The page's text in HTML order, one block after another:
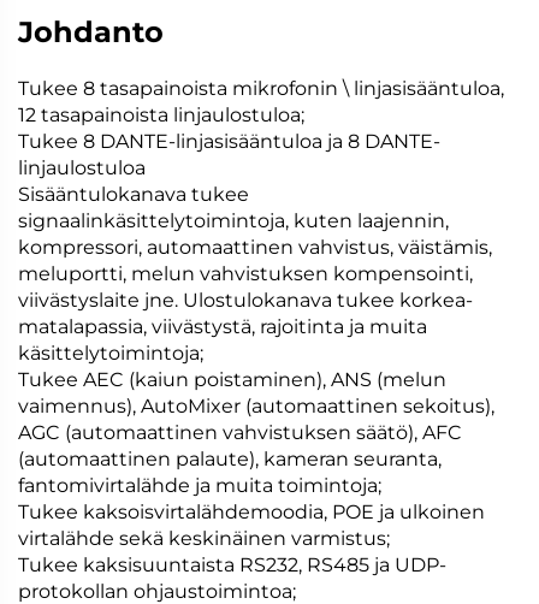
Johdanto
Tukee 8 tasapainoista mikrofonin \ linjasisääntuloa,
12 tasapainoista linjaulostuloa;
Tukee 8 DANTE-linjasisääntuloa ja 8 DANTE-
linjaulostuloa
Sisääntulokanava tukee
signaalinkäsittelytoimintoja, kuten laajennin,
kompressori, automaattinen vahvistus, väistämis,
meluportti, melun vahvistuksen kompensointi,
viivästyslaite jne. Ulostulokanava tukee korkea-
matalapassia, viivästystä, rajoitinta ja muita
käsittelytoimintoja;
Tukee AEC (kaiun poistaminen), ANS (melun
vaimennus), AutoMixer (automaattinen sekoitus),
AGC (automaattinen vahvistuksen säätö), AFC
(automaattinen palaute), kameran seuranta,
fantomivirtalähde ja muita toimintoja;
Tukee kaksoisvirtalähdemoodia, POE ja ulkoinen
virtalähde sekä keskinäinen varmistus;
Tukee kaksisuuntaista RS232, RS485 ja UDP-
protokollan ohjaustoimintoa;